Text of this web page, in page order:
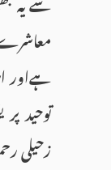
ہےاور
توحید
زحیلی